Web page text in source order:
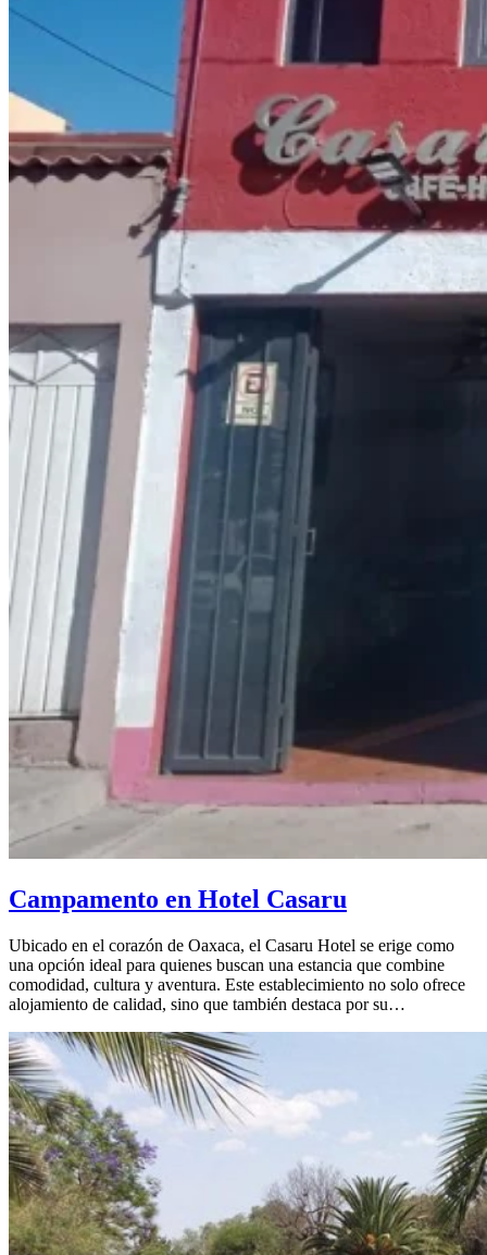
Campamento en Hotel Casaru
Ubicado en el corazón de Oaxaca, el Casaru Hotel se erige como
una opción ideal para quienes buscan una estancia que combine
comodidad, cultura y aventura. Este establecimiento no solo ofrece
alojamiento de calidad, sino que también destaca por su…